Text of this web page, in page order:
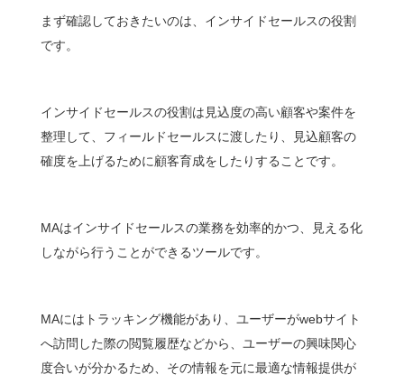
まず確認しておきたいのは、インサイドセールスの役割
です。
インサイドセールスの役割は見込度の高い顧客や案件を
整理して、フィールドセールスに渡したり、見込顧客の
確度を上げるために顧客育成をしたりすることです。
MAはインサイドセールスの業務を効率的かつ、見える化
しながら行うことができるツールです。
MAにはトラッキング機能があり、ユーザーがwebサイト
へ訪問した際の閲覧履歴などから、ユーザーの興味関心
度合いが分かるため、その情報を元に最適な情報提供が